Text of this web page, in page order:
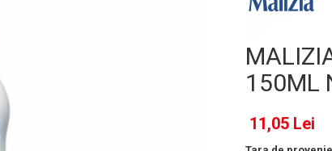
150ML
11,05 Lei